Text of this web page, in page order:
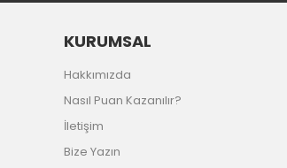
KURUMSAL
Hakkımızda
Nasıl Puan Kazanılır?
İletişim
Bize Yazın